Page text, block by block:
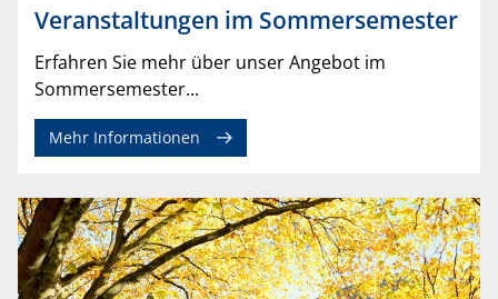
Veranstaltungen im Sommersemester
Erfahren Sie mehr über unser Angebot im
Sommersemester...
Mehr Informationen